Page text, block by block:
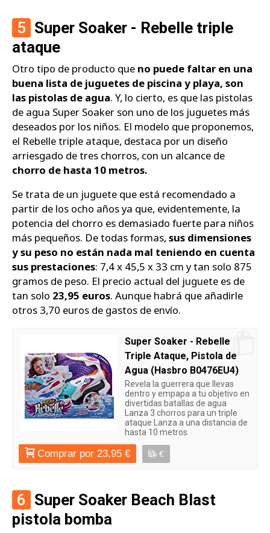
5 Super Soaker - Rebelle triple
ataque
Otro tipo de producto que no puede faltar en una
buena lista de juguetes de piscina y playa, son
las pistolas de agua. Y, lo cierto, es que las pistolas
de agua Super Soaker son uno de los juguetes más
deseados por los niños. El modelo que proponemos,
el Rebelle triple ataque, destaca por un diseño
arriesgado de tres chorros, con un alcance de
chorro de hasta 10 metros.
Se trata de un juguete que está recomendado a
partir de los ocho años ya que, evidentemente, la
potencia del chorro es demasiado fuerte para niños
más pequeños. De todas formas, sus dimensiones
y su peso no están nada mal teniendo en cuenta
sus prestaciones: 7,4 x 45,5 x 33 cm y tan solo 875
gramos de peso. El precio actual del juguete es de
tan solo 23,95 euros. Aunque habrá que añadirle
otros 3,70 euros de gastos de envío.
Super Soaker - Rebelle
Triple Ataque, Pistola de
Agua (Hasbro B0476EU4)
Revela la guerrera que llevas
dentro y empapa a tu objetivo en
divertidas batallas de agua
Lanza 3 chorros para un triple
ataque Lanza a una distancia de
hasta 10 metros
Comprar por 23,95 € €
6 Super Soaker Beach Blast
pistola bomba